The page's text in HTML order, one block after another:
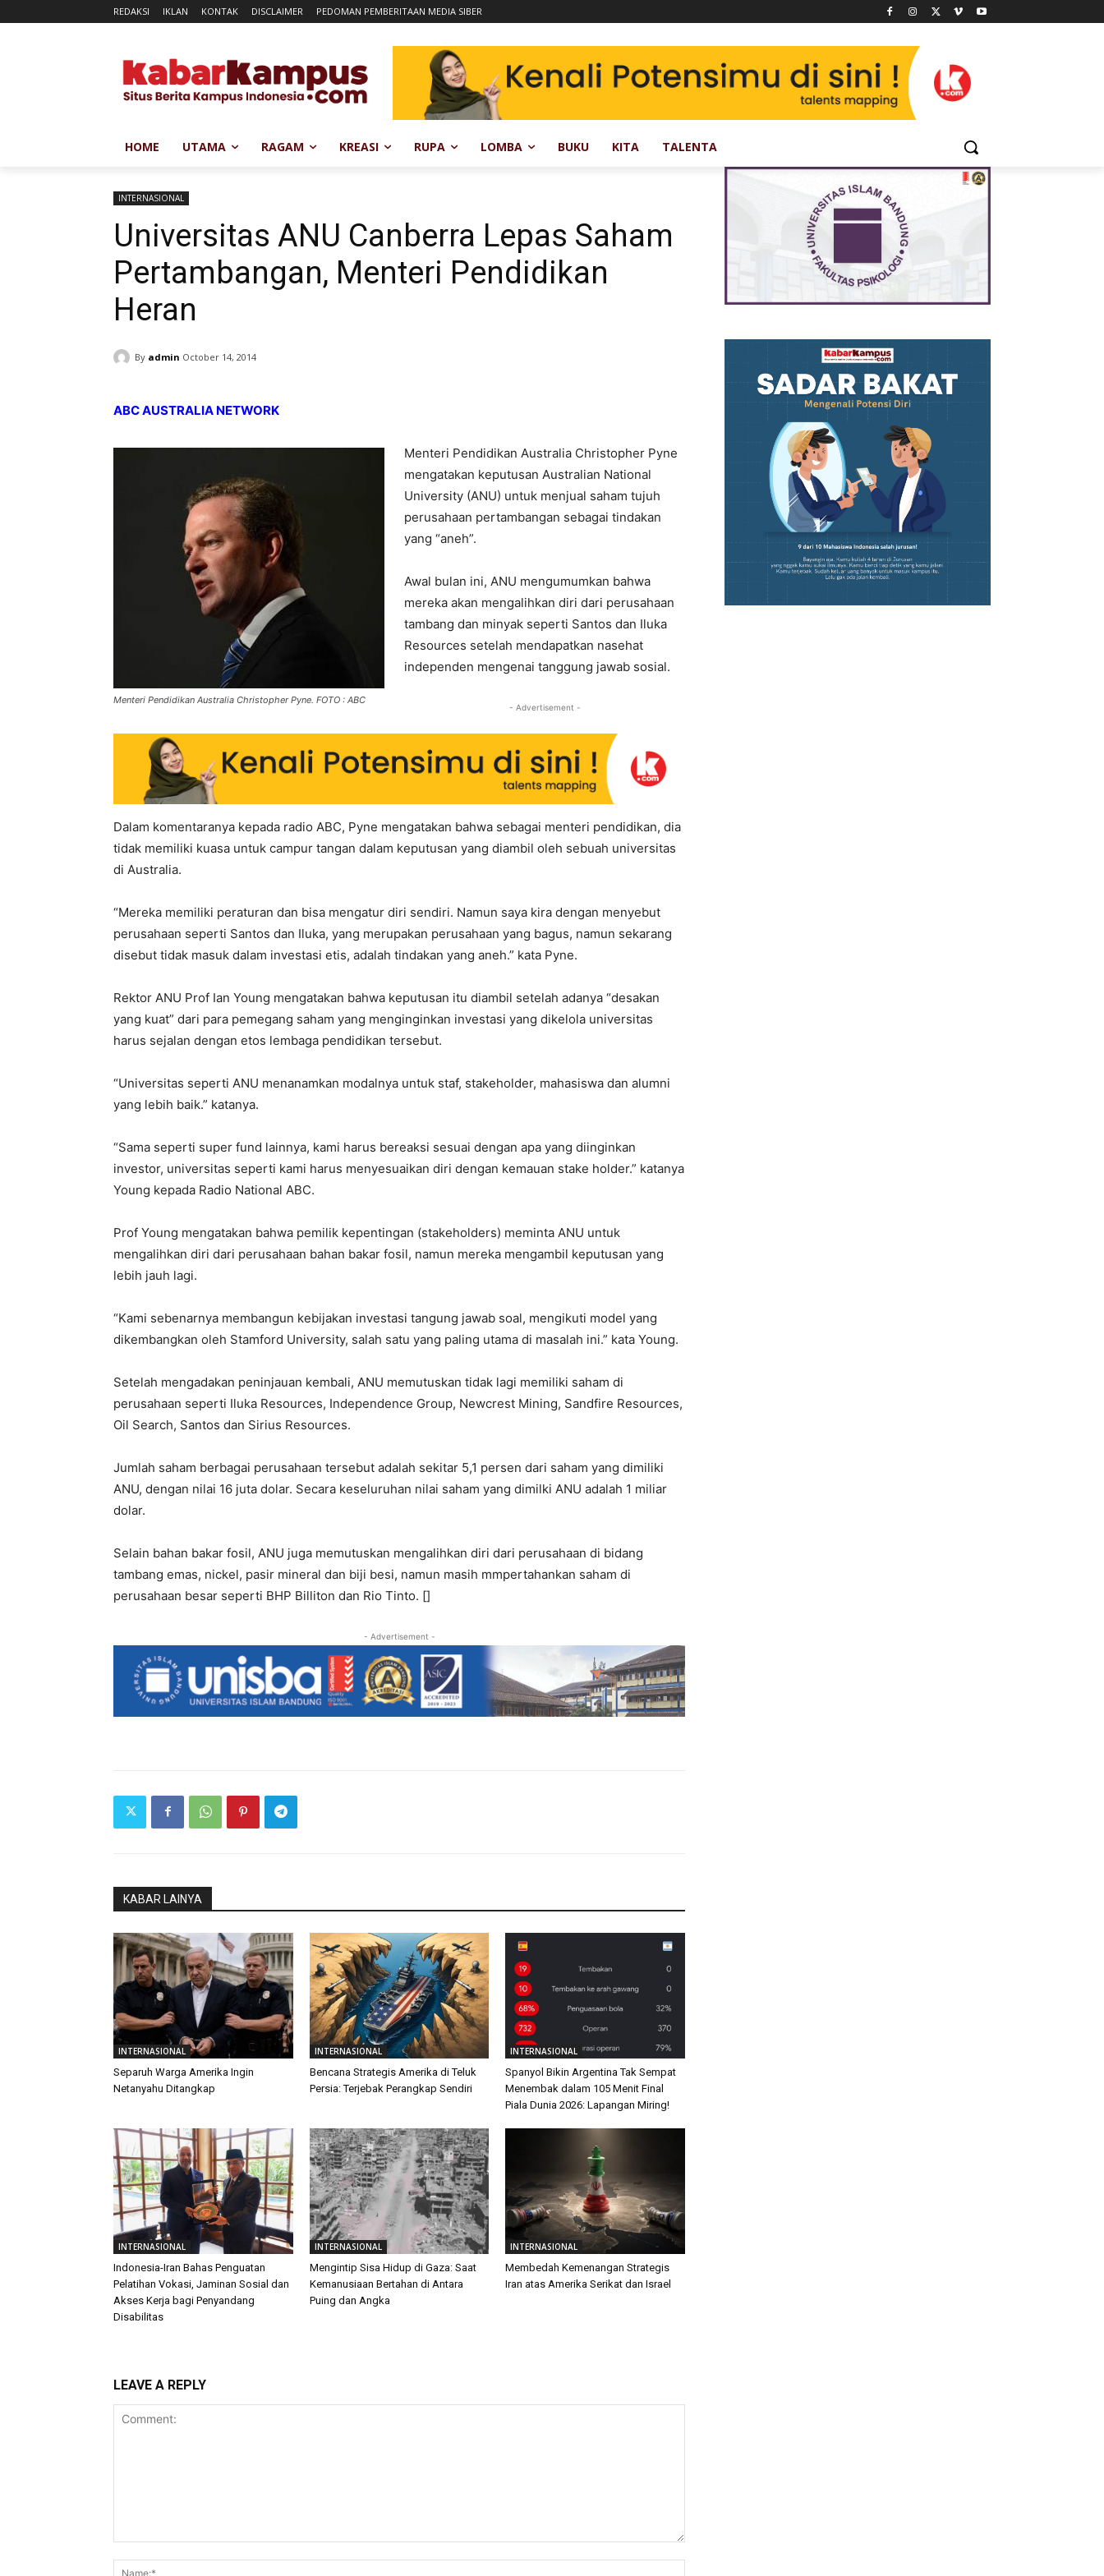
REDAKSI IKLAN KONTAK DISCLAIMER PEDOMAN PEMBERITAAN MEDIA SIBER
HOME UTAMA RAGAM KREASI RUPA LOMBA BUKU KITA TALENTA
INTERNASIONAL
Universitas ANU Canberra Lepas Saham
Pertambangan, Menteri Pendidikan
Heran
By admin October 14, 2014
ABC AUSTRALIA NETWORK
Menteri Pendidikan Australia Christopher Pyne. FOTO : ABC
Menteri Pendidikan Australia Christopher Pyne
mengatakan keputusan Australian National
University (ANU) untuk menjual saham tujuh
perusahaan pertambangan sebagai tindakan
yang “aneh”.
Awal bulan ini, ANU mengumumkan bahwa
mereka akan mengalihkan diri dari perusahaan
tambang dan minyak seperti Santos dan Iluka
Resources setelah mendapatkan nasehat
independen mengenai tanggung jawab sosial.
- Advertisement -
Dalam komentaranya kepada radio ABC, Pyne mengatakan bahwa sebagai menteri pendidikan, dia
tidak memiliki kuasa untuk campur tangan dalam keputusan yang diambil oleh sebuah universitas
di Australia.
“Mereka memiliki peraturan dan bisa mengatur diri sendiri. Namun saya kira dengan menyebut
perusahaan seperti Santos dan Iluka, yang merupakan perusahaan yang bagus, namun sekarang
disebut tidak masuk dalam investasi etis, adalah tindakan yang aneh.” kata Pyne.
Rektor ANU Prof Ian Young mengatakan bahwa keputusan itu diambil setelah adanya “desakan
yang kuat” dari para pemegang saham yang menginginkan investasi yang dikelola universitas
harus sejalan dengan etos lembaga pendidikan tersebut.
“Universitas seperti ANU menanamkan modalnya untuk staf, stakeholder, mahasiswa dan alumni
yang lebih baik.” katanya.
“Sama seperti super fund lainnya, kami harus bereaksi sesuai dengan apa yang diinginkan
investor, universitas seperti kami harus menyesuaikan diri dengan kemauan stake holder.” katanya
Young kepada Radio National ABC.
Prof Young mengatakan bahwa pemilik kepentingan (stakeholders) meminta ANU untuk
mengalihkan diri dari perusahaan bahan bakar fosil, namun mereka mengambil keputusan yang
lebih jauh lagi.
“Kami sebenarnya membangun kebijakan investasi tangung jawab soal, mengikuti model yang
dikembangkan oleh Stamford University, salah satu yang paling utama di masalah ini.” kata Young.
Setelah mengadakan peninjauan kembali, ANU memutuskan tidak lagi memiliki saham di
perusahaan seperti Iluka Resources, Independence Group, Newcrest Mining, Sandfire Resources,
Oil Search, Santos dan Sirius Resources.
Jumlah saham berbagai perusahaan tersebut adalah sekitar 5,1 persen dari saham yang dimiliki
ANU, dengan nilai 16 juta dolar. Secara keseluruhan nilai saham yang dimilki ANU adalah 1 miliar
dolar.
Selain bahan bakar fosil, ANU juga memutuskan mengalihkan diri dari perusahaan di bidang
tambang emas, nickel, pasir mineral dan biji besi, namun masih mmpertahankan saham di
perusahaan besar seperti BHP Billiton dan Rio Tinto. []
- Advertisement -
KABAR LAINYA
INTERNASIONAL
Separuh Warga Amerika Ingin
Netanyahu Ditangkap
INTERNASIONAL
Bencana Strategis Amerika di Teluk
Persia: Terjebak Perangkap Sendiri
INTERNASIONAL
Spanyol Bikin Argentina Tak Sempat
Menembak dalam 105 Menit Final
Piala Dunia 2026: Lapangan Miring!
INTERNASIONAL
Indonesia-Iran Bahas Penguatan
Pelatihan Vokasi, Jaminan Sosial dan
Akses Kerja bagi Penyandang
Disabilitas
INTERNASIONAL
Mengintip Sisa Hidup di Gaza: Saat
Kemanusiaan Bertahan di Antara
Puing dan Angka
INTERNASIONAL
Membedah Kemenangan Strategis
Iran atas Amerika Serikat dan Israel
LEAVE A REPLY